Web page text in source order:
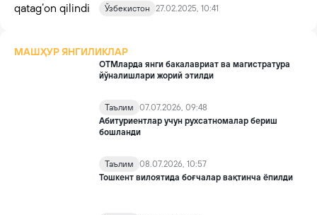
Ўзбекистон 27.02.2025, 10:41
МАШҲУР ЯНГИЛИКЛАР
ОТМларда янги бакалавриат ва магистратура
йўналишлари жорий этилди
Таълим
07.07.2026, 09:48
Абитуриентлар учун рухсатномалар бериш
бошланди
Таълим
08.07.2026, 10:57
Тошкент вилоятида боғчалар вақтинча ёпилди